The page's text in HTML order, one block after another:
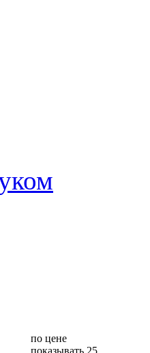
по цене
показывать 25